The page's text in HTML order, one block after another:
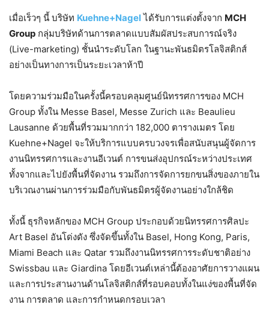
เมื่อเร็วๆ นี้ บริษัท Kuehne+Nagelได้รับการแต่งตั้งจาก MCH
Group กลุ่มบริษัทด้านการตลาดแบบสัมผัสประสบการณ์จริง
(Live-marketing) ชั้นนำระดับโลก ในฐานะพันธมิตรโลจิสติกส์
อย่างเป็นทางการเป็นระยะเวลาห้าปี
โดยความร่วมมือในครั้งนี้ครอบคลุมศูนย์นิทรรศการของ MCH
Group ทั้งใน Messe Basel, Messe Zurich และ Beaulieu
Lausanne ด้วยพื้นที่รวมมากกว่า 182,000 ตารางเมตร โดย
Kuehne+Nagel จะให้บริการแบบครบวงจรเพื่อสนับสนุนผู้จัดการ
งานนิทรรศการและงานอีเวนต์ การขนส่งอุปกรณ์ระหว่างประเทศ
ทั้งจากและไปยังพื้นที่จัดงาน รวมถึงการจัดการยกขนสิ่งของภายใน
บริเวณงานผ่านการร่วมมือกับพันธมิตรผู้จัดงานอย่างใกล้ชิด
ทั้งนี้ ธุรกิจหลักของ MCH Group ประกอบด้วยนิทรรศการศิลปะ
Art Basel อันโด่งดัง ซึ่งจัดขึ้นทั้งใน Basel, Hong Kong, Paris,
Miami Beach และ Qatar รวมถึงงานนิทรรศการระดับชาติอย่าง
Swissbau และ Giardina โดยอีเวนต์เหล่านี้ต้องอาศัยการวางแผน
และการประสานงานด้านโลจิสติกส์ที่รอบคอบทั้งในแง่ของพื้นที่จัด
งาน การตลาด และการกำหนดกรอบเวลา